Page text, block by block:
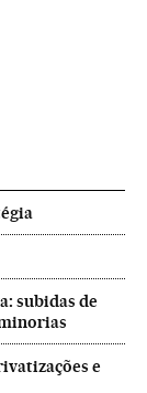
subidas de
e